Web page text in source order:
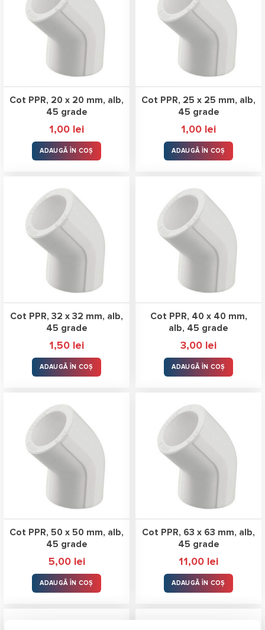
Cot PPR, 20 x 20 mm, alb,
45 grade
1,00 lei
ADAUGĂ ÎN COȘ
Cot PPR, 25 x 25 mm, alb,
45 grade
1,00 lei
ADAUGĂ ÎN COȘ
Cot PPR, 32 x 32 mm, alb,
45 grade
1,50 lei
ADAUGĂ ÎN COȘ
Cot PPR, 40 x 40 mm,
alb, 45 grade
3,00 lei
ADAUGĂ ÎN COȘ
Cot PPR, 50 x 50 mm, alb,
45 grade
5,00 lei
ADAUGĂ ÎN COȘ
Cot PPR, 63 x 63 mm, alb,
45 grade
11,00 lei
ADAUGĂ ÎN COȘ